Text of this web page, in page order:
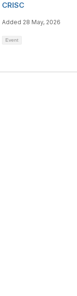
CRISC
Added 28 May, 2026
Event